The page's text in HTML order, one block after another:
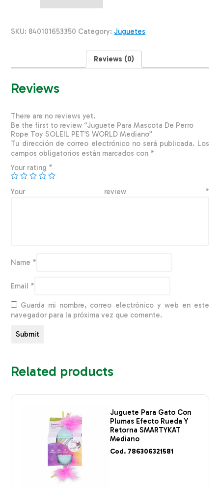
Rope
quantity
SKU: 840101653350 Category: Juguetes
Reviews (0)
Reviews
There are no reviews yet.
Be the first to review “Juguete Para Mascota De Perro
Rope Toy SOLEIL PET’S WORLD Mediano”
Tu dirección de correo electrónico no será publicada. Los
campos obligatorios están marcados con *
Your rating *
Your review *
Name *
Email *
Guarda mi nombre, correo electrónico y web en este
navegador para la próxima vez que comente.
Related products
Juguete Para Gato Con
Plumas Efecto Rueda Y
Retorna SMARTYKAT
Mediano
Cod. 786306321581